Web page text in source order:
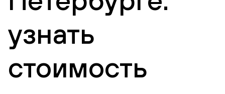
узнать
стоимость